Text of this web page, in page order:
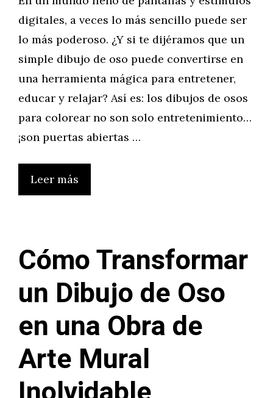
digitales, a veces lo más sencillo puede ser
lo más poderoso. ¿Y si te dijéramos que un
simple dibujo de oso puede convertirse en
una herramienta mágica para entretener,
educar y relajar? Así es: los dibujos de osos
para colorear no son solo entretenimiento…
¡son puertas abiertas …
Leer más
Cómo Transformar
un Dibujo de Oso
en una Obra de
Arte Mural